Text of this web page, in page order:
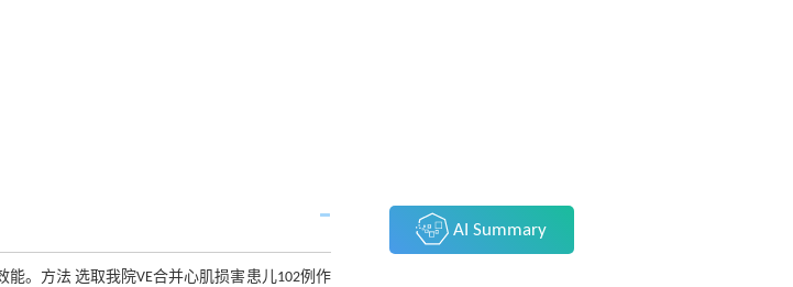
能。方法 选取我院VE合并心肌损害患儿102例作
AI Summary